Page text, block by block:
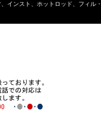
インスト、ホットロッド、フィル